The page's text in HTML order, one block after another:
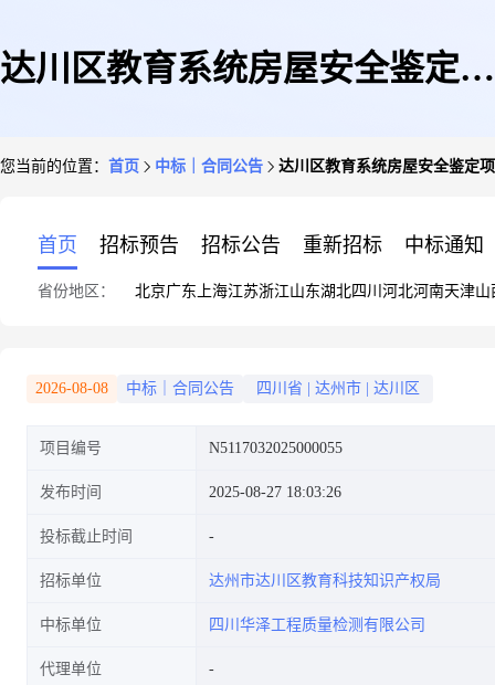
达川区教育系统房屋安全鉴定项
您当前的位置： 首页 中标｜合同公告 达川区教育系统房屋安全鉴定
首页 招标预告 招标公告 重新招标 中标通知
省份地区： 北京广东 上海江苏浙江山东湖北四川 河北河南天津山
2026-08-08 中标｜合同公告 四川省 达州市 达川区
项目编号 N5117032025000055
发布时间 2025-08-27 18:03:26
投标截止时间
招标单位 达州市达川区教育科技知识产权局
中标单位 四川华泽工程质量检测有限公司
代理单位